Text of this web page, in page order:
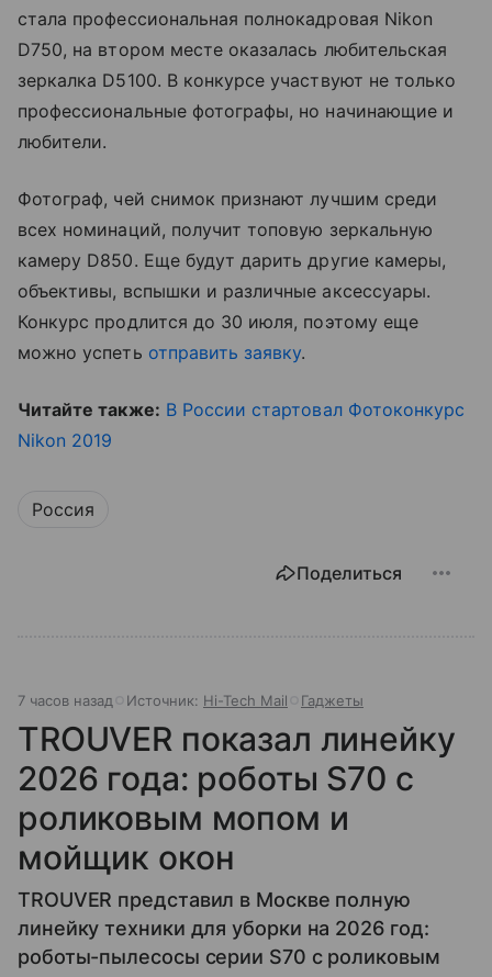
стала профессиональная полнокадровая Nikon
D750, на втором месте оказалась любительская
зеркалка D5100. В конкурсе участвуют не только
профессиональные фотографы, но начинающие и
любители.
Фотограф, чей снимок признают лучшим среди
всех номинаций, получит топовую зеркальную
камеру D850. Еще будут дарить другие камеры,
объективы, вспышки и различные аксессуары.
Конкурс продлится до 30 июля, поэтому еще
можно успеть отправить заявку.
Читайте также: В России стартовал Фотоконкурс
Nikon 2019
Россия
Поделиться
7 часов назад Источник: Hi-Tech Mail Гаджеты
TROUVER показал линейку
2026 года: роботы S70 с
роликовым мопом и
мойщик окон
TROUVER представил в Москве полную
линейку техники для уборки на 2026 год:
роботы-пылесосы серии S70 с роликовым